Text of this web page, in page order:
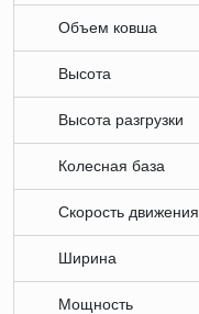
Объем ковша
Высота
Высота разгрузки
Колесная база
Скорость движения
Ширина
Мощность